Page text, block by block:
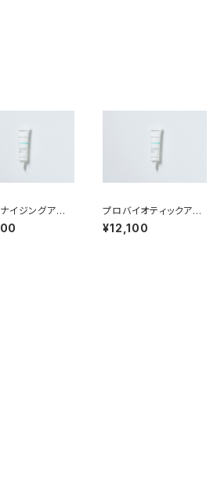
イジングアイ＆
イトクリーム
プロバイオティックアイ
＆ネックデイクリーム
SPF12
¥12,100